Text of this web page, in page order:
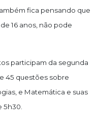
fica pensando que
16 anos, não pode
participam da segunda
45 questões sobre
e Matemática e suas
5h30.